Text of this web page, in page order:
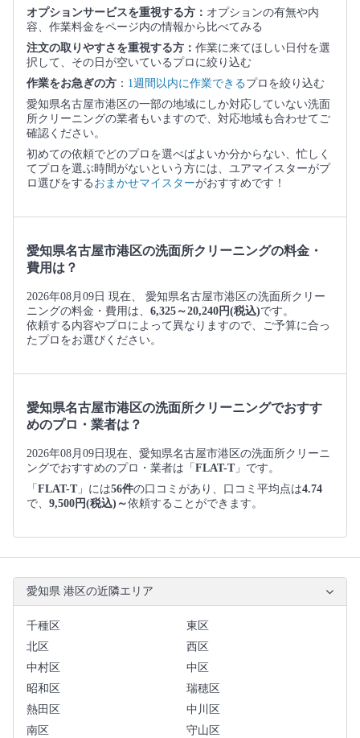
オプションサービスを重視する方： オプションの有無や内
容、作業料金をページ内の情報から比べてみる
注文の取りやすさを重視する方： 作業に来てほしい日付を選
択して、その日が空いているプロに絞り込む
作業をお急ぎの方 ： 1週間以内に作業できるプロを絞り込む
愛知県名古屋市港区の一部の地域にしか対応していない洗面
所クリーニングの業者もいますので、対応地域も合わせてご
確認ください。
初めての依頼でどのプロを選べばよいか分からない、忙しく
てプロを選ぶ時間がないという方には、ユアマイスターがプ
ロ選びをする おまかせマイスターがおすすめです！
愛知県名古屋市港区の洗面所クリーニングの料金・
費用は？
2026年08月09日 現在、 愛知県名古屋市港区の洗面所クリー
ニングの料金・費用は、 6,325～20,240円(税込)です。
依頼する内容やプロによって異なりますので、ご予算に合っ
たプロをお選びください。
愛知県名古屋市港区の洗面所クリーニングでおすす
めのプロ・業者は？
2026年08月09日現在、愛知県名古屋市港区の洗面所クリーニ
ングでおすすめのプロ・業者は「 FLAT-T」です。
「 FLAT-T」には56件の口コミがあり、口コミ平均点は4.74
で、 9,500円(税込)～依頼することができます。
愛知県 港区の近隣エリア
千種区
東区
北区
西区
中村区
中区
昭和区
瑞穂区
熱田区
中川区
南区
守山区